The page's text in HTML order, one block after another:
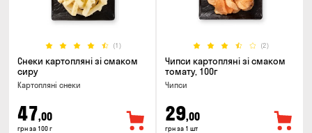
(1)
Снеки картопляні зі смаком
сиру
Картопляні снеки
47,00
грн за 100 г
(2)
Чипси картопляні зі смаком
томату, 100г
Чипси
29,00
грн за 1 шт